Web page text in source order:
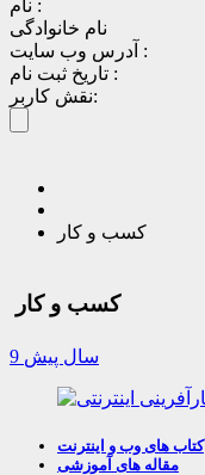
نام :
نام خانوادگی
آدرس وب سایت :
تاریخ ثبت نام :
نقش کاربر:
کسب و کار
کسب و کار
9 سال پیش
کتاب های وب و اینترنت
مقاله های آموزشی